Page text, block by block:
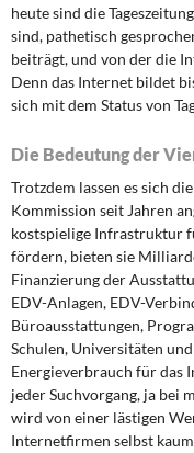
heute sind die
sind, pathetisch
beiträgt, und von der die
Denn das Internet bildet
sich mit dem Status von
Die Bedeutung der
Trotzdem lassen es sich
Kommission seit Jahren
kostspielige Infrastruktur
fördern, bieten sie
Finanzierung der
EDV-Anlagen, EDV-
Büroausstattungen,
Schulen, Universitäten
Energieverbrauch für das
jeder Suchvorgang, ja bei
wird von einer lästigen
Internetfirmen selbst